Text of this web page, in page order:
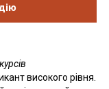
високого рівня.